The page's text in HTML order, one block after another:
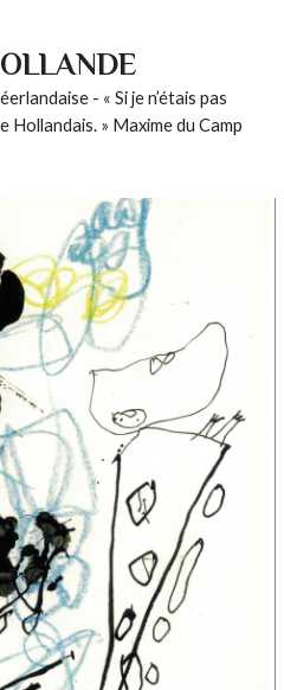
- « Si je n’étais pas
Hollandais. » Maxime du Camp